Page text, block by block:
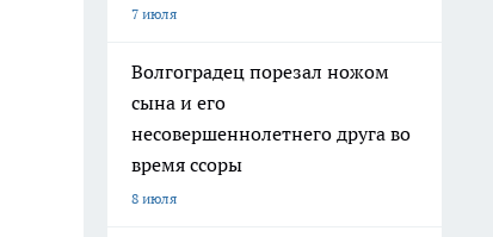
7 июля
Волгоградец порезал ножом
сына и его
несовершеннолетнего друга во
время ссоры
8 июля